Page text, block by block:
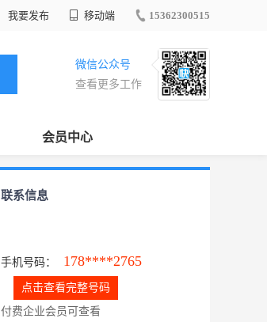
我要发布 移动端 15362300515
微信公众号
查看更多工作
会员中心
联系信息
手机号码： 178****2765
点击查看完整号码
付费企业会员可查看